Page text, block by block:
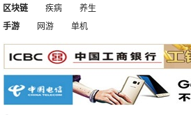
区块链
疾病
养生
手游
网游 单机